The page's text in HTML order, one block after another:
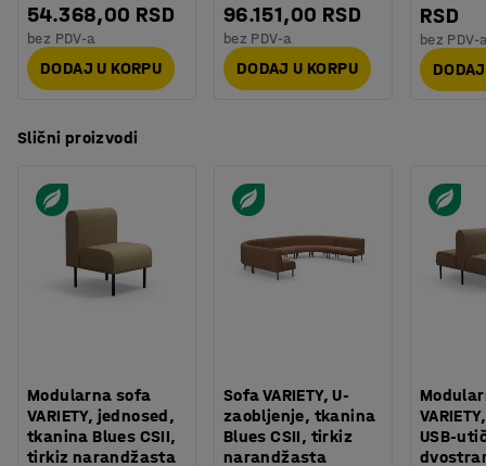
54.368,00 RSD
bez PDV-a
DODAJ U KORPU
96.151,00 RSD
bez PDV-a
DODAJ U KORPU
RSD
bez PDV-
Slični proizvodi
Modularna sofa
VARIETY, jednosed,
tkanina Blues CSII,
tirkiz narandžasta
Sofa VARIETY, U-
zaobljenje, tkanina
Blues CSII, tirkiz
narandžasta
USB-